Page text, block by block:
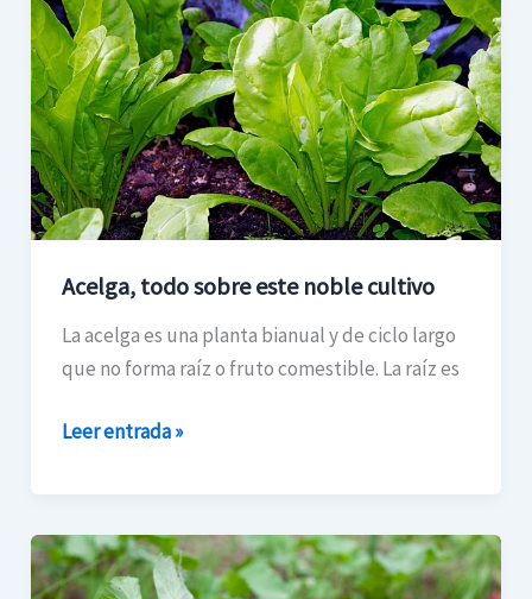
Acelga, todo sobre este noble cultivo
La acelga es una planta bianual y de ciclo largo
que no forma raíz o fruto comestible. La raíz es
sobre
este
noble
cultivo
Leer entrada »
Cómo
cultivar